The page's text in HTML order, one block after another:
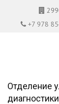
+7 978
Отделение
диагностики